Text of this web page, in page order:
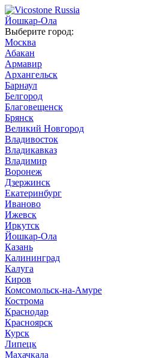
Йошкар-Ола
Выберите город:
Москва
Абакан
Армавир
Архангельск
Барнаул
Белгород
Благовещенск
Брянск
Великий Новгород
Владивосток
Владикавказ
Владимир
Воронеж
Дзержинск
Екатеринбург
Иваново
Ижевск
Иркутск
Йошкар-Ола
Казань
Калининград
Калуга
Киров
Комсомольск-на-Амуре
Кострома
Краснодар
Красноярск
Курск
Липецк
Махачкала